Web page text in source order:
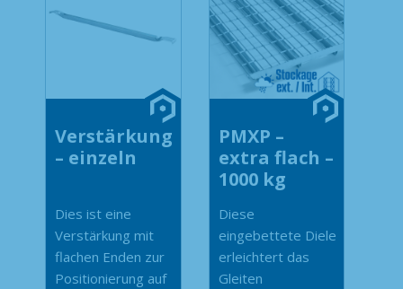
Verstärkung
– einzeln
Dies ist eine
Verstärkung mit
flachen Enden zur
Positionierung auf
PMXP –
extra flach –
1000 kg
Diese
eingebettete Diele
erleichtert das
Gleiten